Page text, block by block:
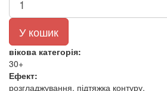
У кошик
вікова категорія:
30+
Ефект:
розгладжування, підтяжка контуру,